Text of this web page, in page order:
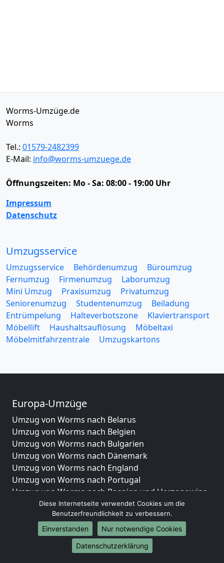
Worms-Umzüge.de
Worms
Tel.: 01579-2482399
E-Mail: info@worms-umzuege.de
Öffnungszeiten: Mo - Sa: 08:00 - 19:00 Uhr
Impressum
Datenschutz
Umzugsservice
Umzugsservice Behördenumzug
Büroumzug
Fernumzug
Firmenumzug
Laborumzug
Mini Umzug
Praxisumzug
Privatumzug
Seniorenumzug
Studentenumzug
Beiladung
Entrümpelung
Halteverbotszone
Klaviertransport
Möbellift
Haushaltsauflösung
Möbeltaxi
Möbelmitfahrzentrale
Umzugskartons
Europa-Umzüge
Umzug von Worms nach Belarus
Umzug von Worms nach Belgien
Umzug von Worms nach Bulgarien
Umzug von Worms nach Dänemark
Umzug von Worms nach England
Umzug von Worms nach Portugal
Umzug von Worms nach Bosnien und Herzegowina
Umzug von Worms nach Irland
Umzug von Worms nach Lettland
Umzug von Worms nach Zypern
Umzug von Worms nach Kroatien
Umzug von Worms nach Estland
Diese Internetseite verwendet Cookies um die
Benutzerfreundlichkeit zu verbessern.
Einverstanden
Nur notwendige Cookies
Datenschutzerklärung